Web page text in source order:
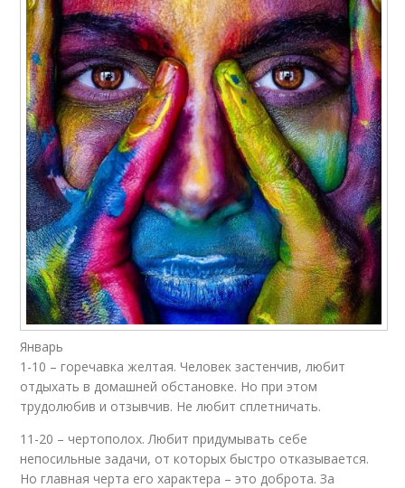
Январь
1-10 – горечавка желтая. Человек застенчив, любит
отдыхать в домашней обстановке. Но при этом
трудолюбив и отзывчив. Не любит сплетничать.
11-20 – чертополох. Любит придумывать себе
непосильные задачи, от которых быстро отказывается.
Но главная черта его характера – это доброта. За